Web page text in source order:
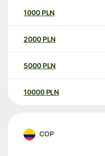
1000 PLN
2000 PLN
5000 PLN
10000 PLN
COP